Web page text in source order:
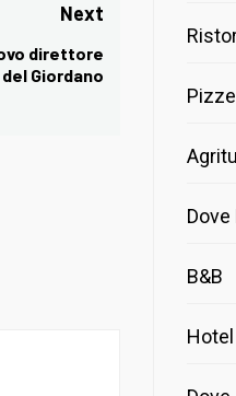
Next
Next
direttore
Giordano
Dove
B&B
Hotel